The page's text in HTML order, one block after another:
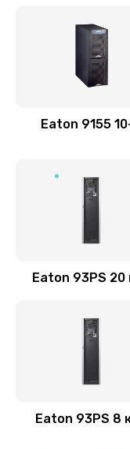
Eaton 9155
Eaton 93PS 20
Eaton 93PS 8